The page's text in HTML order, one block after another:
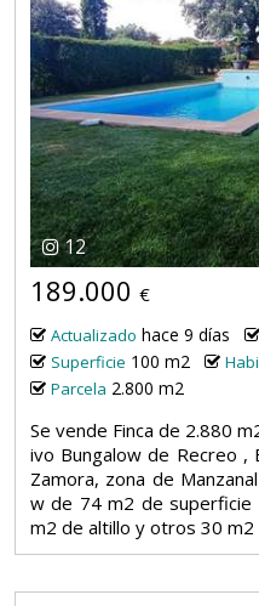
12
189.000 €
Actualizado hace 9 días
Superficie 100 m2
Parcela 2.800 m2
Se vende Finca de 2.880
ivo Bungalow de Recreo ,
Zamora, zona de
w de 74 m2 de superficie
m2 de altillo y otros 30 m2